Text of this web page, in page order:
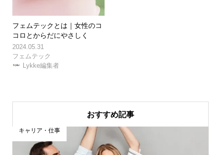
フェムテックとは｜女性のコ
コロとからだにやさしく
2024.05.31
フェムテック
Lykke編集者
おすすめ記事
キャリア・仕事